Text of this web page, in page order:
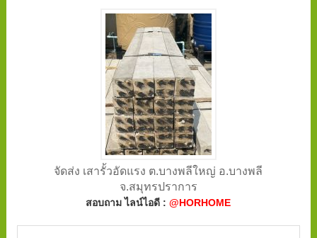
จัดส่ง เสารั้วอัดแรง ต.บางพลีใหญ่ อ.บางพลี
จ.สมุทรปราการ
สอบถาม ไลน์ไอดี :@HORHOME